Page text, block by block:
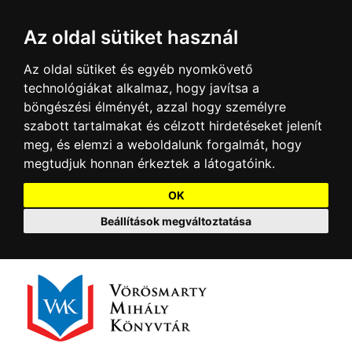
Az oldal sütiket használ
Az oldal sütiket és egyéb nyomkövető
technológiákat alkalmaz, hogy javítsa a
böngészési élményét, azzal hogy személyre
szabott tartalmakat és célzott hirdetéseket jelenít
meg, és elemzi a weboldalunk forgalmát, hogy
megtudjuk honnan érkeztek a látogatóink.
OK
Beállítások megváltoztatása